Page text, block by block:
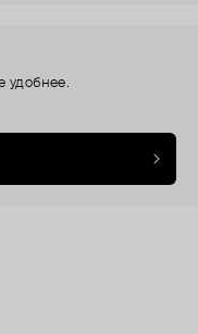
удобнее.